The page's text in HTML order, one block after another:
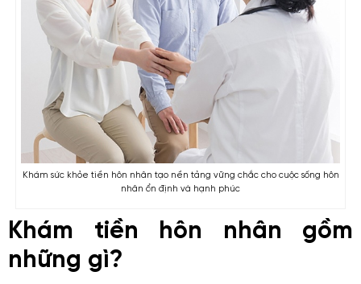
Khám sức khỏe tiền hôn nhân tạo nền tảng vững chắc cho cuộc sống hôn
nhân ổn định và hạnh phúc
Khám tiền hôn nhân gồm
những gì​?